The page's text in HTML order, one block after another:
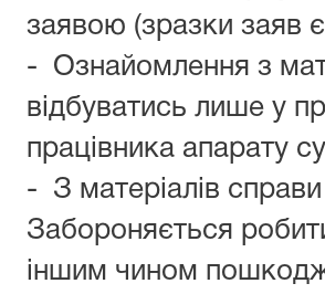
заявою (зразки заяв є
- Ознайомлення з
відбуватись лише у
працівника апарату
- З матеріалів
Забороняється
іншим чином